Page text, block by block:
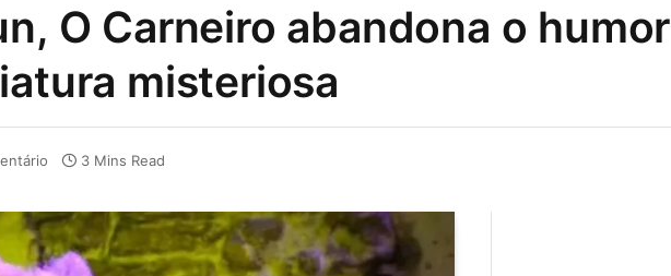
O Carneiro abandona o humor
misteriosa
3 Mins Read